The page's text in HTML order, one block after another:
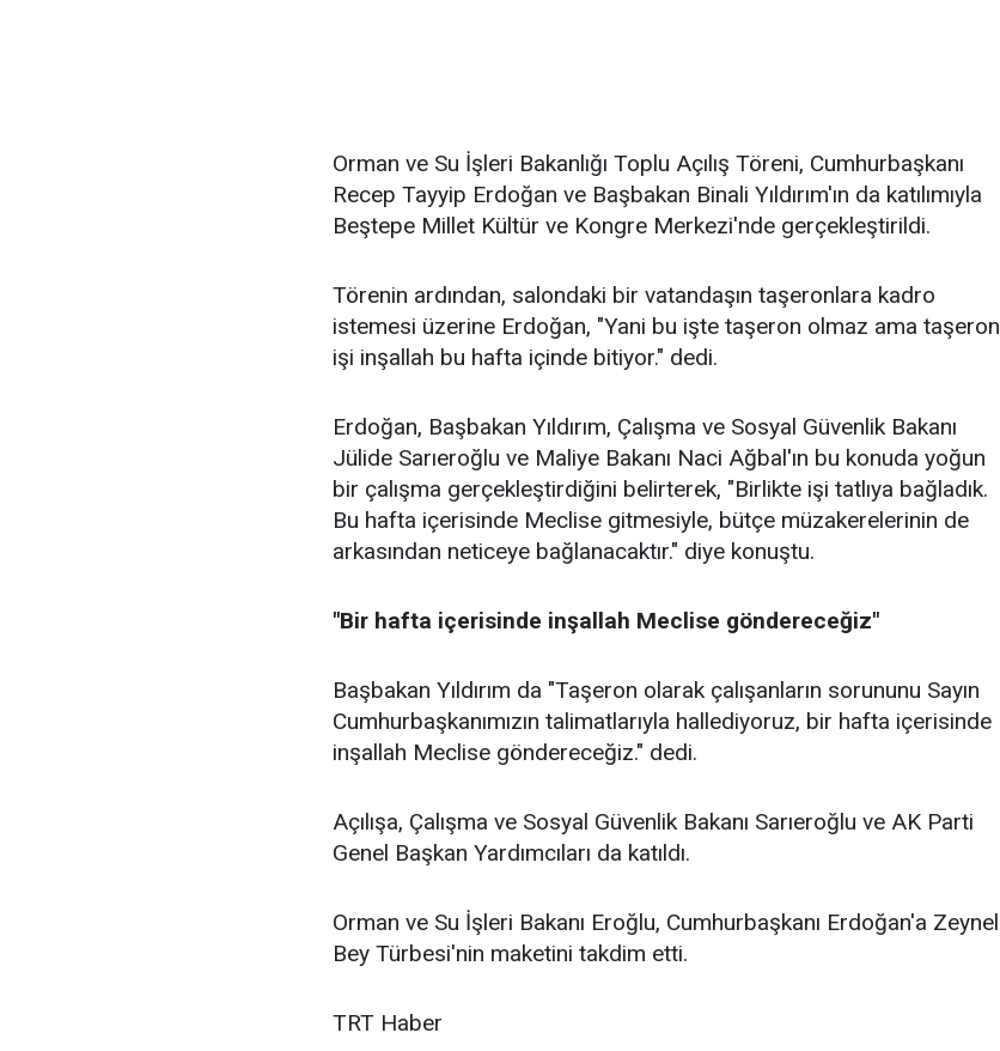
Orman ve Su İşleri Bakanlığı Toplu Açılış Töreni, Cumhurbaşkanı
Recep Tayyip Erdoğan ve Başbakan Binali Yıldırım'ın da katılımıyla
Beştepe Millet Kültür ve Kongre Merkezi'nde gerçekleştirildi.
Törenin ardından, salondaki bir vatandaşın taşeronlara kadro
istemesi üzerine Erdoğan, "Yani bu işte taşeron olmaz ama taşeron
işi inşallah bu hafta içinde bitiyor." dedi.
Erdoğan, Başbakan Yıldırım, Çalışma ve Sosyal Güvenlik Bakanı
Jülide Sarıeroğlu ve Maliye Bakanı Naci Ağbal'ın bu konuda yoğun
bir çalışma gerçekleştirdiğini belirterek, "Birlikte işi tatlıya bağladık.
Bu hafta içerisinde Meclise gitmesiyle, bütçe müzakerelerinin de
arkasından neticeye bağlanacaktır." diye konuştu.
"Bir hafta içerisinde inşallah Meclise göndereceğiz"
Başbakan Yıldırım da "Taşeron olarak çalışanların sorununu Sayın
Cumhurbaşkanımızın talimatlarıyla hallediyoruz, bir hafta içerisinde
inşallah Meclise göndereceğiz." dedi.
Açılışa, Çalışma ve Sosyal Güvenlik Bakanı Sarıeroğlu ve AK Parti
Genel Başkan Yardımcıları da katıldı.
Orman ve Su İşleri Bakanı Eroğlu, Cumhurbaşkanı Erdoğan'a Zeynel
Bey Türbesi'nin maketini takdim etti.
TRT Haber